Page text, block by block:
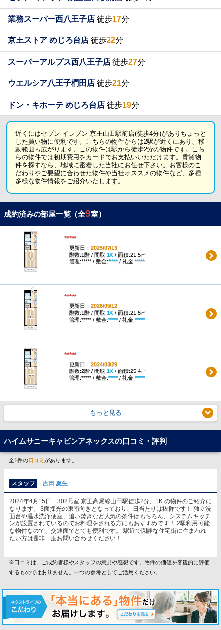
業務スーパー西八王子店 徒歩17分
京王ストア めじろ台店 徒歩22分
スーパーアルプス西八王子店 徒歩27分
ウエルシア八王子椚田店 徒歩21分
ドン・キホーテ めじろ台店 徒歩19分
近くにはセブン-イレブン 京王山田駅前店(徒歩4分)がありちょっと
した買い物に便利です。こちらの物件からは2駅が近くにあり、移
動範囲も広がります。この物件は駅から徒歩2分の物件です。こち
らの物件では初期費用をカードでお支払いいただけます。賃貸物
件を探すなら、地域に密着した当社にお任せ下さい。お客様のこ
だわりやご要望に合わせた物件や当社オススメの物件など、多種
多様な物件情報をご紹介いたします。
成約済みの部屋一覧（全9室）
*****
更新日： 2025/07/13
階数:1階 / 間取:1K/ 面積:21.5㎡
管理:***** / 敷金:*****/ 礼金:*****
*****
更新日： 2026/05/12
階数:1階 / 間取:1K/ 面積:21.5㎡
管理:***** / 敷金:*****/ 礼金:*****
*****
更新日： 2024/03/29
階数:2階 / 間取:1K/ 面積:25.4㎡
管理:***** / 敷金:*****/ 礼金:*****
もっと見る
ハイムサニーキャビンアネックスの口コミ・評判
全1件の口コミ があります。
スタッフ 吉田 夏生
2024年4月15日 302号室 京王高尾線山田駅徒歩2分、1K の物件のご紹介に
なります。 3面採光の東南向きとなっており、日当たりは抜群です！ 独立洗
面台や温水洗浄便座、追い焚きなど人気の条件はもちろん、システムキッチ
ンが設置されているのでお料理をされる方にもおすすめです！ 2駅利用可能
な物件なので、交通面でとても便利です。 駅近で閑静な住宅街に住まわれ
たい方は是非一度お問い合わせください！
※口コミは、ご成約者様やスタッフの意見や感想です。物件の価値を客観的に評価
するものではありません。一つの参考としてご活用ください。